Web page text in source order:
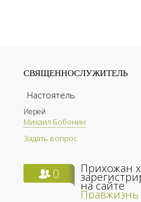
СВЯЩЕННОСЛУЖИТЕЛЬ
Настоятель
Иерей
Михаил Бобонин
Задать вопрос
0 Прихожан
на сайте
Правжизнь